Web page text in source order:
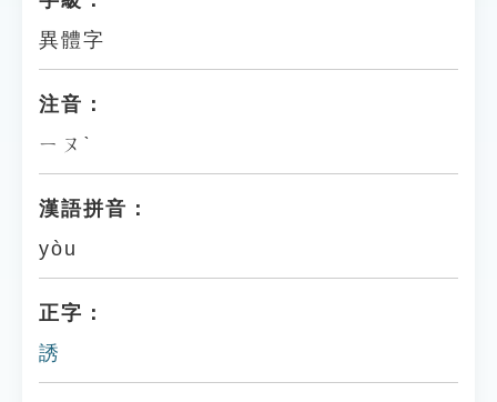
異體字
注音：
ㄧㄡˋ
漢語拼音：
yòu
正字：
誘